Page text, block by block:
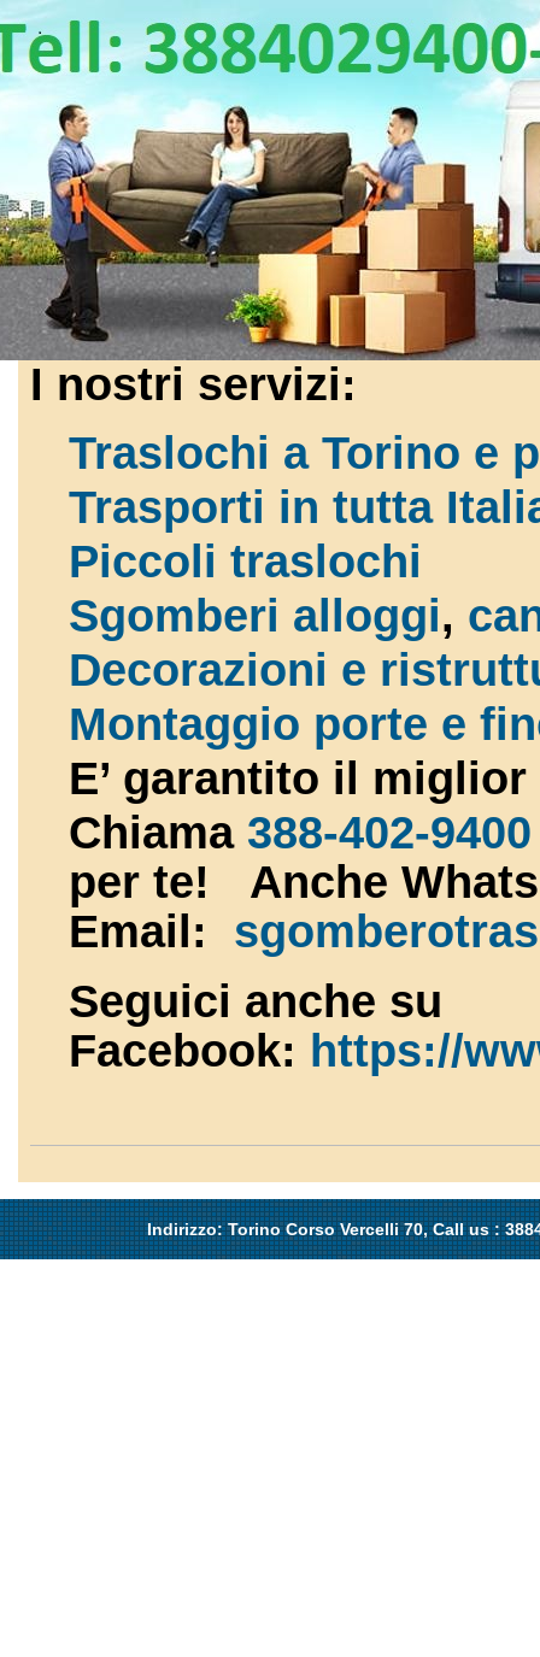
I nostri servizi:
Traslochi a Torino e
Trasporti in tutta
Piccoli traslochi
Sgomberi alloggi,
Decorazioni e
Montaggio porte e
E’ garantito il
Chiama 388-402-9400
per te! Anche
Email:
Seguici anche su
Facebook: https://
Indirizzo: Torino Corso Vercelli 70, Call us :